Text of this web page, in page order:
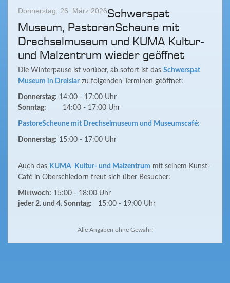
Donnerstag, 26. März 2026Schwerspat
Museum, PastorenScheune mit
Drechselmuseum und KUMA Kultur-
und Malzentrum wieder geöffnet
Die Winterpause ist vorüber, ab sofort ist das Schwerspat
Museum in Dreislar zu folgenden Terminen geöffnet:
Donnerstag: 14:00 - 17:00 Uhr
Sonntag: 14:00 - 17:00 Uhr
PastoreScheune mit Drechselmuseum und Museumscafé:
Donnerstag: 15:00 - 17:00 Uhr
Auch das KUMA Kultur- und Malzentrum mit seinem Kunst-
Café in Oberschledorn freut sich über Besucher:
Mittwoch: 15:00 - 18:00 Uhr
jeder 2. und 4. Sonntag: 15:00 - 19:00 Uhr
Alle Angaben ohne Gewähr!